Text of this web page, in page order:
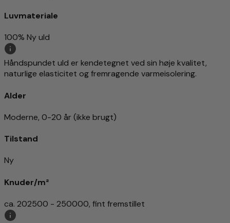
Luvmateriale
100% Ny uld
Håndspundet uld er kendetegnet ved sin høje kvalitet,
naturlige elasticitet og fremragende varmeisolering.
Alder
Moderne, 0-20 år (ikke brugt)
Tilstand
Ny
Knuder/m²
ca. 202500 - 250000, fint fremstillet